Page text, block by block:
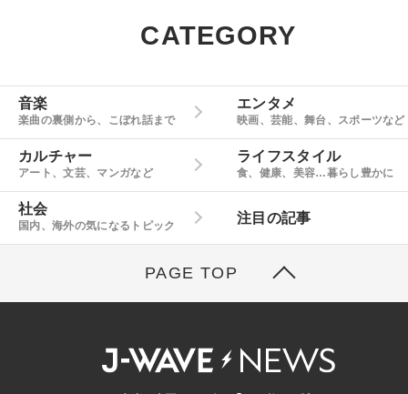
CATEGORY
音楽
楽曲の裏側から、こぼれ話まで
エンタメ
映画、芸能、舞台、スポーツなど
カルチャー
アート、文芸、マンガなど
ライフスタイル
食、健康、美容…暮らし豊かに
社会
国内、海外の気になるトピック
注目の記事
PAGE TOP